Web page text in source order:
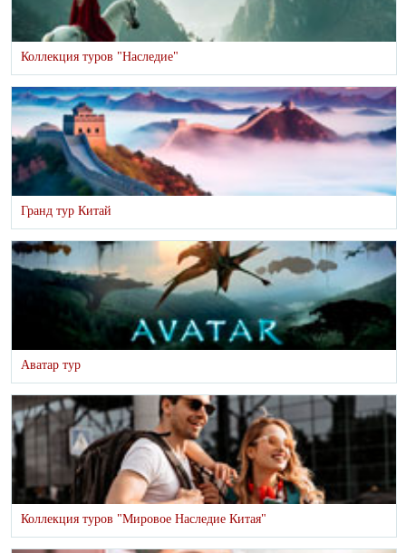
Коллекция туров "Наследие"
Гранд тур Китай
Аватар тур
Коллекция туров "Мировое Наследие Китая"